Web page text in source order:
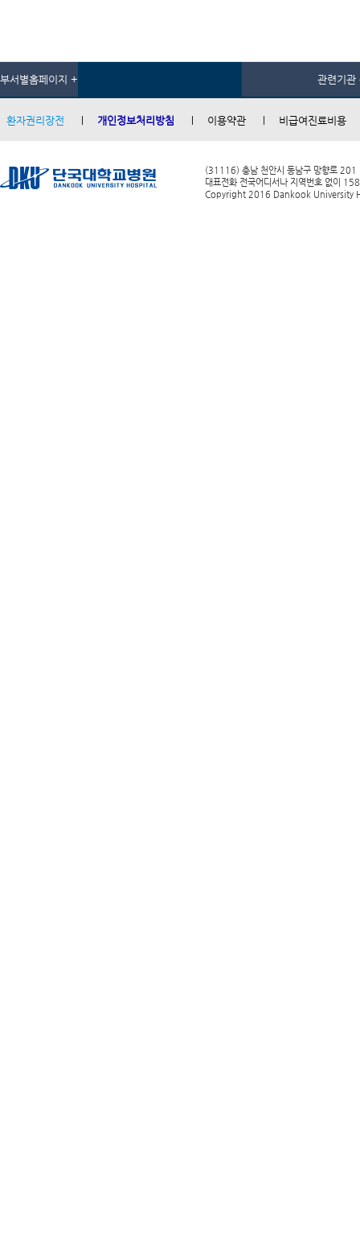
부서별홈페이지 + 관련기관
환자권리장전 개인정보처리방침 이용약관 비급여진료비용
(31116) 충남 천안시 동남구 망향로 201
대표전화 전국어디서나 지역번호 없이
Copyright 2016 Dankook University